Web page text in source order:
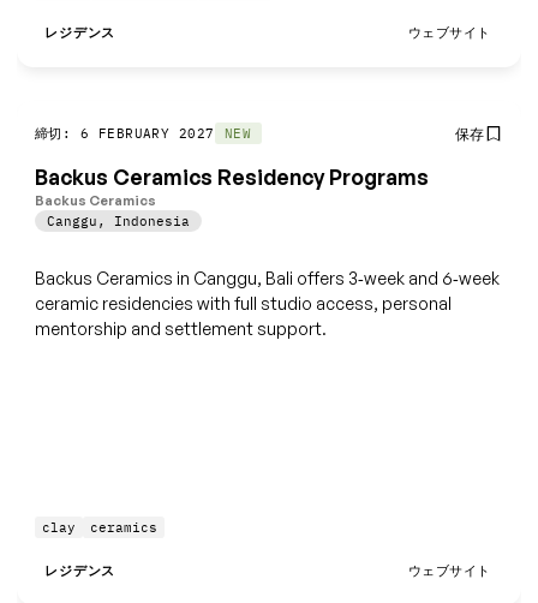
レジデンス ウェブサイト
締切: 6 FEBRUARY 2027 NEW 保存
Backus Ceramics Residency Programs
Backus Ceramics
Canggu , Indonesia
Backus Ceramics in Canggu, Bali offers 3‑week and 6‑week
ceramic residencies with full studio access, personal
mentorship and settlement support.
clay ceramics
レジデンス ウェブサイト